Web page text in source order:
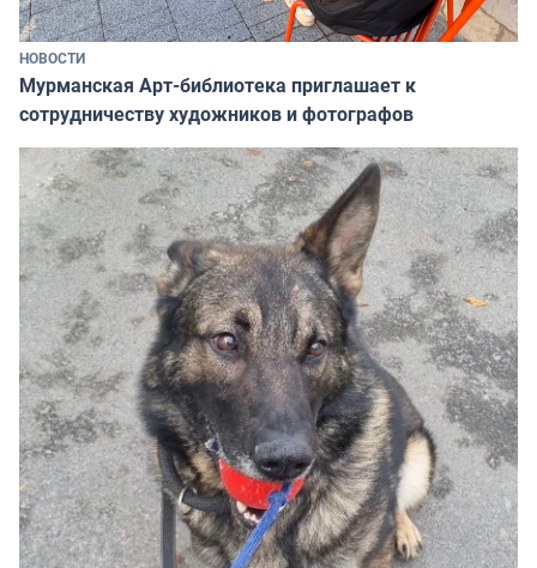
НОВОСТИ
Мурманская Арт-библиотека приглашает к
сотрудничеству художников и фотографов